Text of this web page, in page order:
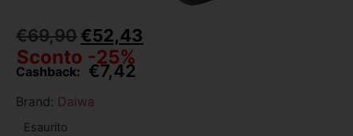
€69,90€52,43
Sconto -25%
Cashback: €7,42
Brand: Daiwa
Esaurito